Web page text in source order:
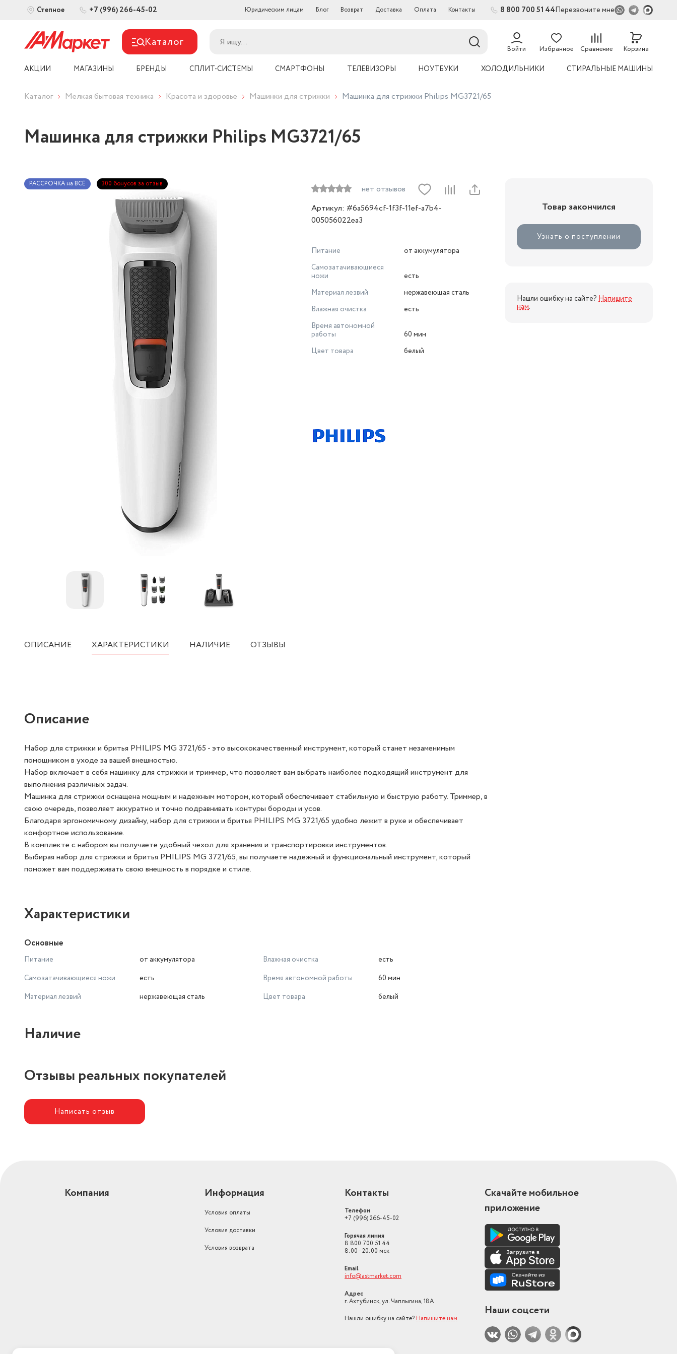
Степное +7 (996) 266-45-02 Юридическим лицам Блог Возврат Доставка Оплата Контакты 8 800 700 51 44Перезвоните мне
Каталог Войти Избранное Сравнение
54
Корзина
АКЦИИ МАГАЗИНЫ БРЕНДЫ СПЛИТ-СИСТЕМЫ СМАРТФОНЫ ТЕЛЕВИЗОРЫ НОУТБУКИ ХОЛОДИЛЬНИКИ СТИРАЛЬНЫЕ МАШИНЫ
Каталог Мелкая бытовая техника Красота и здоровье Машинки для стрижки Машинка для стрижки Philips MG3721/65
Машинка для стрижки Philips MG3721/65
РАССРОЧКА на ВСЁ 300 бонусов за отзыв
нет отзывов
Артикул: #6a5694cf-1f3f-11ef-a7b4-
005056022ea3
Питание
от аккумулятора
Самозатачивающиеся
ножи
есть
Материал лезвий
нержавеющая сталь
Влажная очистка
есть
Время автономной
работы
60 мин
Цвет товара
белый
Товар закончился
Узнать о поступлении
Нашли ошибку на сайте? Напишите
нам.
ОПИСАНИЕ ХАРАКТЕРИСТИКИ НАЛИЧИЕ ОТЗЫВЫ
Описание
Набор для стрижки и бритья PHILIPS MG 3721/65 - это высококачественный инструмент, который станет незаменимым
помощником в уходе за вашей внешностью.
Набор включает в себя машинку для стрижки и триммер, что позволяет вам выбрать наиболее подходящий инструмент для
выполнения различных задач.
Машинка для стрижки оснащена мощным и надежным мотором, который обеспечивает стабильную и быструю работу. Триммер, в
свою очередь, позволяет аккуратно и точно подравнивать контуры бороды и усов.
Благодаря эргономичному дизайну, набор для стрижки и бритья PHILIPS MG 3721/65 удобно лежит в руке и обеспечивает
комфортное использование.
В комплекте с набором вы получаете удобный чехол для хранения и транспортировки инструментов.
Выбирая набор для стрижки и бритья PHILIPS MG 3721/65, вы получаете надежный и функциональный инструмент, который
поможет вам поддерживать свою внешность в порядке и стиле.
Характеристики
Основные
Питание
от аккумулятора
Самозатачивающиеся ножи
есть
Материал лезвий
нержавеющая сталь
Влажная очистка
есть
Время автономной работы
60 мин
Цвет товара
белый
Наличие
Отзывы реальных покупателей
Написать отзыв
Компания Информация
Условия оплаты
Условия доставки
Условия возврата
Контакты
Телефон
+7 (996) 266-45-02
Горячая линия
8 800 700 51 44
8:00 - 20:00 мск
Email
info@astmarket.com
Адрес
г. Ахтубинск, ул. Чаплыгина, 18А
Нашли ошибку на сайте? Напишите нам.
Скачайте мобильное
приложение
Наши соцсети